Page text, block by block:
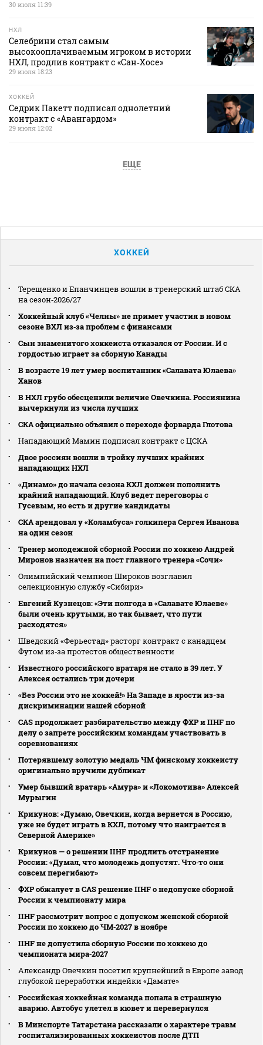
30 июля 11:39
НХЛ
Селебрини стал самым
высокооплачиваемым игроком в истории
НХЛ, продлив контракт с «Сан‑Хосе»
29 июля 18:23
ХОККЕЙ
Седрик Пакетт подписал однолетний
контракт с «Авангардом»
29 июля 12:02
ЕЩЕ
ХОККЕЙ
Терещенко и Епанчинцев вошли в тренерский штаб СКА
на сезон‑2026/27
Хоккейный клуб «Челны» не примет участия в новом
сезоне ВХЛ из‑за проблем с финансами
Сын знаменитого хоккеиста отказался от России. И с
гордостью играет за сборную Канады
В возрасте 19 лет умер воспитанник «Салавата Юлаева»
Ханов
В НХЛ грубо обесценили величие Овечкина. Россиянина
вычеркнули из числа лучших
СКА официально объявил о переходе форварда Глотова
Нападающий Мамин подписал контракт с ЦСКА
Двое россиян вошли в тройку лучших крайних
нападающих НХЛ
«Динамо» до начала сезона КХЛ должен пополнить
крайний нападающий. Клуб ведет переговоры с
Гусевым, но есть и другие кандидаты
СКА арендовал у «Коламбуса» голкипера Сергея Иванова
на один сезон
Тренер молодежной сборной России по хоккею Андрей
Миронов назначен на пост главного тренера «Сочи»
Олимпийский чемпион Широков возглавил
селекционную службу «Сибири»
Евгений Кузнецов: «Эти полгода в «Салавате Юлаеве»
были очень крутыми, но так бывает, что пути
расходятся»
Шведский «Ферьестад» расторг контракт с канадцем
Футом из‑за протестов общественности
Известного российского вратаря не стало в 39 лет. У
Алексея остались три дочери
«Без России это не хоккей!» На Западе в ярости из-за
дискриминации нашей сборной
CAS продолжает разбирательство между ФХР и IIHF по
делу о запрете российским командам участвовать в
соревнованиях
Потерявшему золотую медаль ЧМ финскому хоккеисту
оригинально вручили дубликат
Умер бывший вратарь «Амура» и «Локомотива» Алексей
Мурыгин
Крикунов: «Думаю, Овечкин, когда вернется в Россию,
уже не будет играть в КХЛ, потому что наиграется в
Северной Америке»
Крикунов — о решении IIHF продлить отстранение
России: «Думал, что молодежь допустят. Что‑то они
совсем перегибают»
ФХР обжалует в CAS решение IIHF о недопуске сборной
России к чемпионату мира
IIHF рассмотрит вопрос с допуском женской сборной
России по хоккею до ЧМ‑2027 в ноябре
IIHF не допустила сборную России по хоккею до
чемпионата мира‑2027
Александр Овечкин посетил крупнейший в Европе завод
глубокой переработки индейки «Дамате»
Российская хоккейная команда попала в страшную
аварию. Автобус улетел в кювет и перевернулся
В Минспорте Татарстана рассказали о характере травм
госпитализированных хоккеистов после ДТП